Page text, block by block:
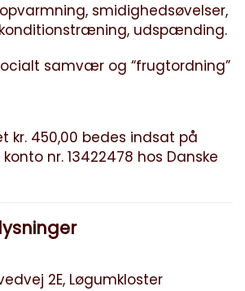
smidighedsøvelser,
udspænding.
samvær og “frugtordning”
kr. 450,00 bedes indsat på
nr. 13422478 hos Danske
2E, Løgumkloster